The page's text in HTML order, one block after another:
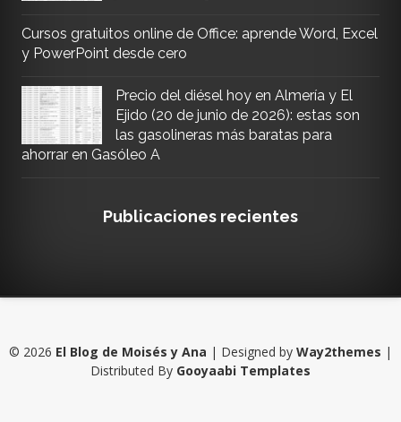
Cursos gratuitos online de Office: aprende Word, Excel
y PowerPoint desde cero
Precio del diésel hoy en Almería y El
Ejido (20 de junio de 2026): estas son
las gasolineras más baratas para
ahorrar en Gasóleo A
Publicaciones recientes
© 2026 El Blog de Moisés y Ana | Designed by Way2themes |
Distributed By Gooyaabi Templates